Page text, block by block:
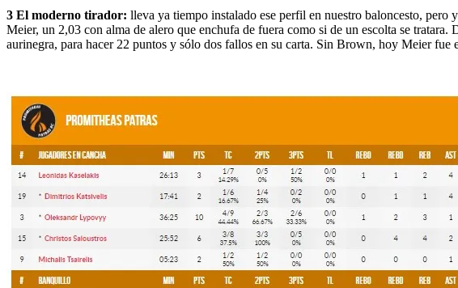
3 El moderno tirador: lleva ya tiempo instalado ese perfil en nuestro baloncesto, pero
Meier, un 2,03 con alma de alero que enchufa de fuera como si de un escolta se
aurinegra, para hacer 22 puntos y sólo dos fallos en su carta. Sin Brown, hoy Meier fue